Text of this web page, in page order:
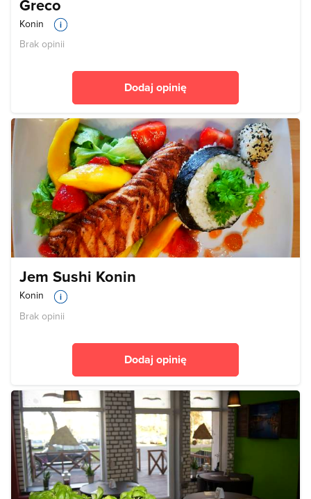
Greco
Konin
Brak opinii
Dodaj opinię
Jem Sushi Konin
Konin
Brak opinii
Dodaj opinię